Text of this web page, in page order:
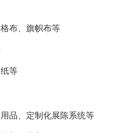
布、旗帜布等
等
品、定制化展陈系统等